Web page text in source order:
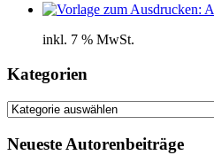
inkl. 7 % MwSt.
Kategorien
Kategorien
Neueste Autorenbeiträge